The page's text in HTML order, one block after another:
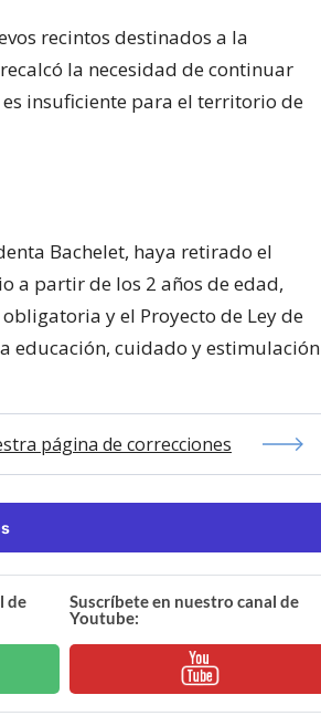
recintos destinados a la
la necesidad de continuar
insuficiente para el territorio de
Bachelet, haya retirado el
a partir de los 2 años de edad,
y el Proyecto de Ley de
educación, cuidado y estimulación
página de correcciones
de
Suscríbete en nuestro canal de
Youtube: